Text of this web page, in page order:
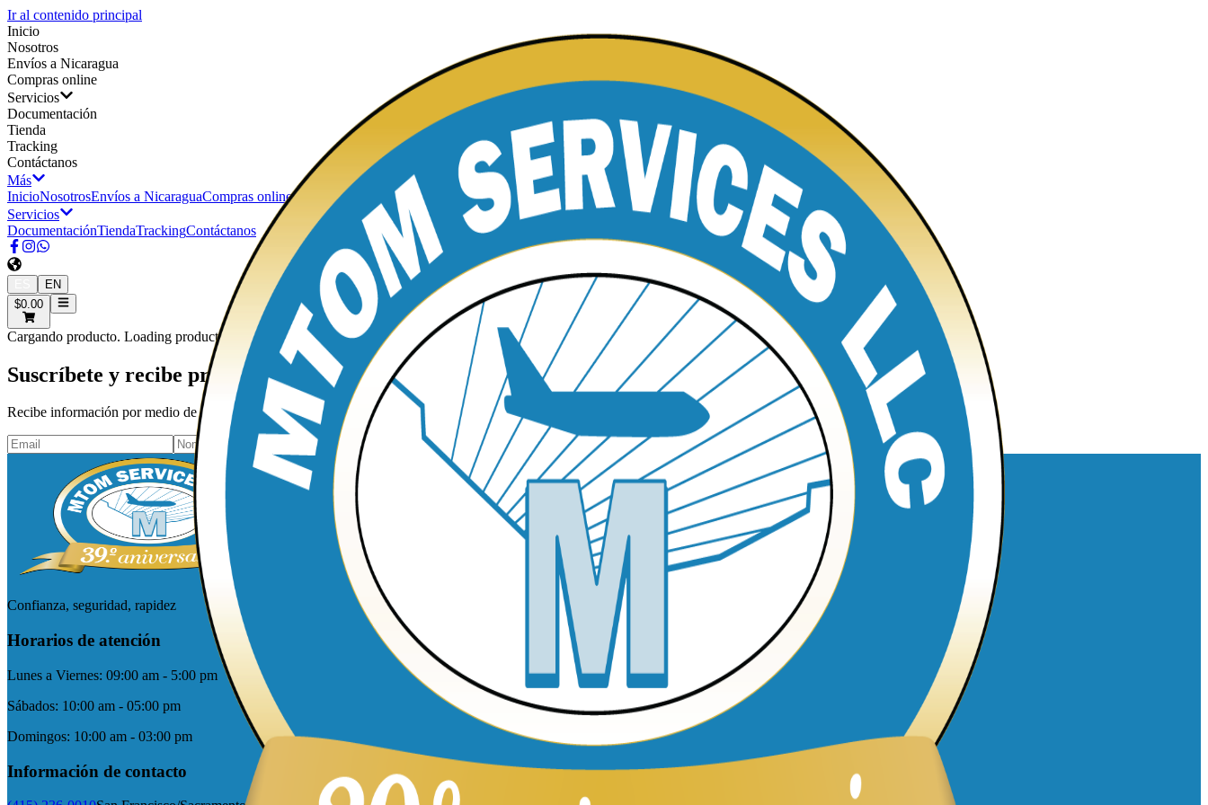
Ir al contenido principal
Inicio
Nosotros
Envíos a Nicaragua
Compras online
Servicios
Documentación
Tienda
Tracking
Contáctanos
Más
InicioNosotrosEnvíos a NicaraguaCompras online
Servicios
DocumentaciónTiendaTrackingContáctanos
EN
$0.00
Cargando producto. Loading product.
Suscríbete y recibe promociones
Recibe información por medio de tu correo electrónico y mantente al tanto de las noticias y ofertas especiales de MTOM.
Suscribirme
Confianza, seguridad, rapidez
Horarios de atención
Lunes a Viernes: 09:00 am - 5:00 pm
Sábados: 10:00 am - 05:00 pm
Domingos: 10:00 am - 03:00 pm
Información de contacto